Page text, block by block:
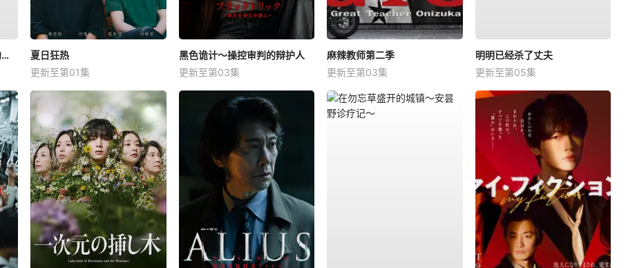
Crossroad～救命救急的约定～
夏日狂热
更新至第01集
黑色诡计～操控审判的辩护人
更新至第03集
麻辣教师第二季
更新至第03集
明明已经杀了丈夫
更新至第05集